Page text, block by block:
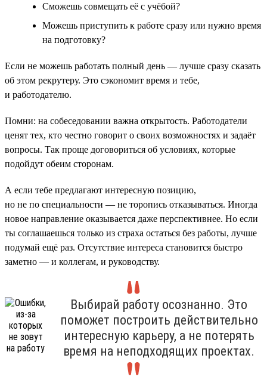
Сможешь совмещать её с учёбой?
Можешь приступить к работе сразу или нужно время
на подготовку?
Если не можешь работать полный день — лучше сразу сказать
об этом рекрутеру. Это сэкономит время и тебе,
и работодателю.
Помни: на собеседовании важна открытость. Работодатели
ценят тех, кто честно говорит о своих возможностях и задаёт
вопросы. Так проще договориться об условиях, которые
подойдут обеим сторонам.
А если тебе предлагают интересную позицию,
но не по специальности — не торопись отказываться. Иногда
новое направление оказывается даже перспективнее. Но если
ты соглашаешься только из страха остаться без работы, лучше
подумай ещё раз. Отсутствие интереса становится быстро
заметно — и коллегам, и руководству.
Выбирай работу осознанно. Это
поможет построить действительно
интересную карьеру, а не потерять
время на неподходящих проектах.